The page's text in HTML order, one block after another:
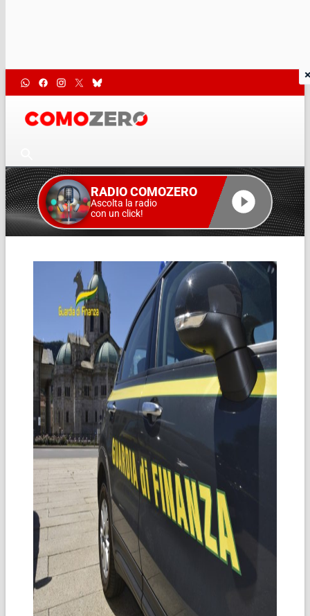
RADIO COMOZERO
Ascolta la radio
con un click!